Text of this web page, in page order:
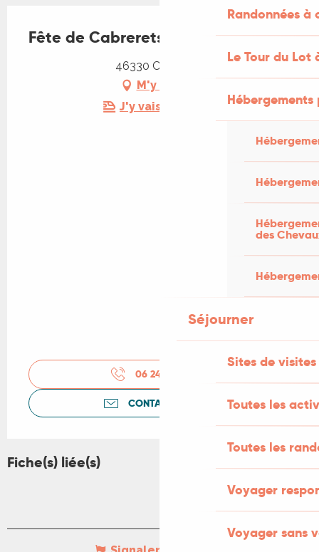
Randonnées
Le Tour du Lot
des
Séjourner
Sites de visites
Toutes les
Toutes les
Voyager
Voyager sans
Fête de Cabrerets
46330 Cabrerets
M'y rendre
J'y vais en train !
06 24 70 36
CONTACTEZ-NOUS
Fiche(s) liée(s)